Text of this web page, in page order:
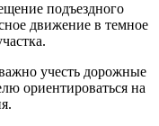
подъездного
движение в темное
учесть дорожные
ориентироваться на